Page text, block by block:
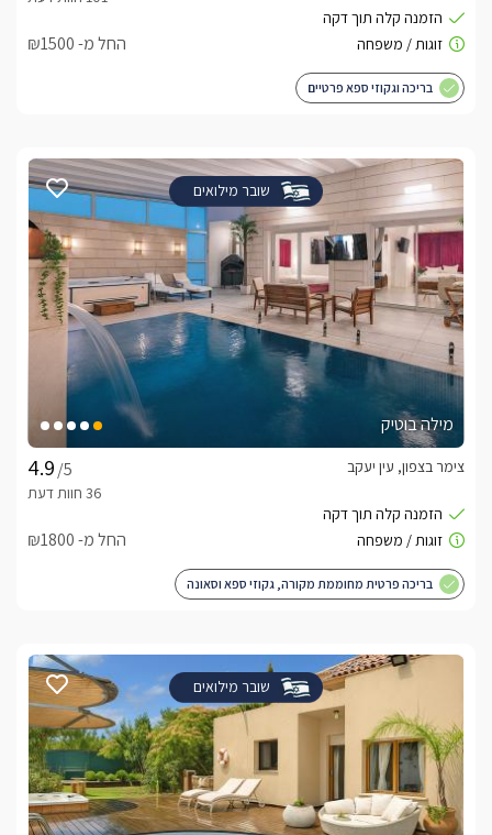
החל מ- ₪1500
בריכה וגקוזי ספא פרטיים
שובר מילואים
מילה בוטיק
/5
צימר בצפון, עין יעקב
החל מ- ₪1800
בריכה פרטית מחוממת מקורה, גקוזי ספא וסאונה
שובר מילואים